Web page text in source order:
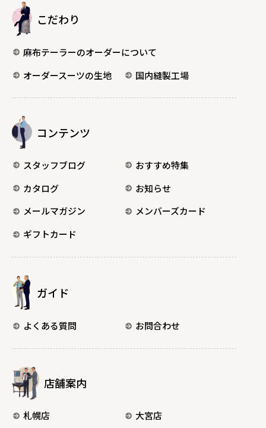
こだわり
麻布テーラーのオーダーについて
オーダースーツの生地
国内縫製工場
コンテンツ
スタッフブログ
おすすめ特集
カタログ
お知らせ
メールマガジン
メンバーズカード
ギフトカード
ガイド
よくある質問 お問合わせ
店舗案内
札幌店
大宮店